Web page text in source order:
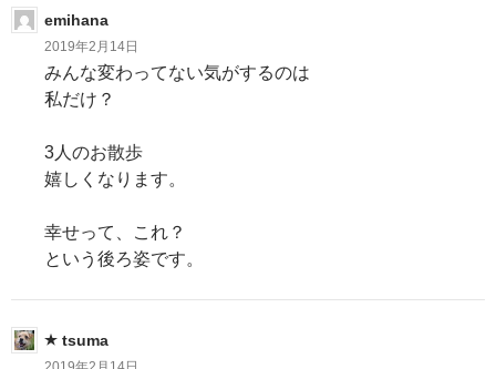
emihana
2019年2月14日
みんな変わってない気がするのは
私だけ？
3人のお散歩
嬉しくなります。
幸せって、これ？
という後ろ姿です。
tsuma